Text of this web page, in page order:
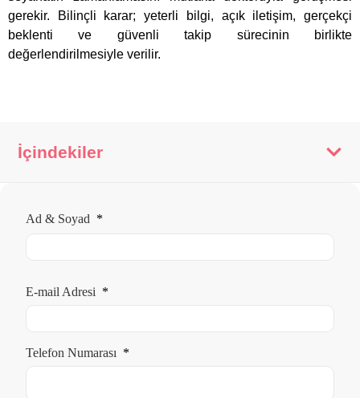
İçindekiler
Ad & Soyad *
E-mail Adresi *
Telefon Numarası *
gerekir. Bilinçli karar; yeterli bilgi, açık iletişim, gerçekçi
beklenti ve güvenli takip sürecinin birlikte
değerlendirilmesiyle verilir.